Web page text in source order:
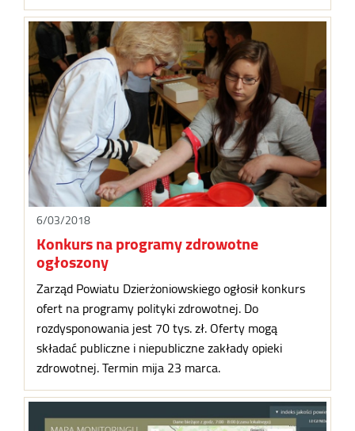
6/03/2018
Konkurs na programy zdrowotne
ogłoszony
Zarząd Powiatu Dzierżoniowskiego ogłosił konkurs
ofert na programy polityki zdrowotnej. Do
rozdysponowania jest 70 tys. zł. Oferty mogą
składać publiczne i niepubliczne zakłady opieki
zdrowotnej. Termin mija 23 marca.